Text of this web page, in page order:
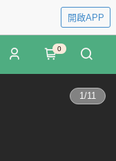
開啟APP
0
1/11